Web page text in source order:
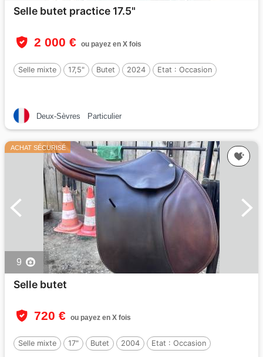
Selle butet practice 17.5"
2 000 € ou payez en X fois
Selle mixte 17,5" Butet 2024 Etat : Occasion
Deux-Sèvres Particulier
ACHAT SÉCURISÉ
9
Selle butet
720 € ou payez en X fois
Selle mixte 17" Butet 2004 Etat : Occasion